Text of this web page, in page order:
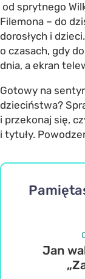
od sprytnego
Filemona – do
dorosłych i
o czasach, gdy
dnia, a ekran
Gotowy na
dzieciństwa?
i przekonaj się,
i tytuły.
Jan